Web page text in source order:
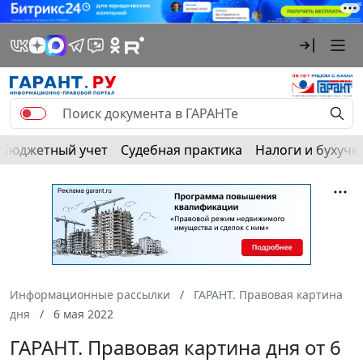
Бюджетный учет Судебная практика Налоги и
Информационные рассылки
ГАРАНТ. Правовая картина
дня
6 мая 2022
ГАРАНТ. Правовая картина дня от 6